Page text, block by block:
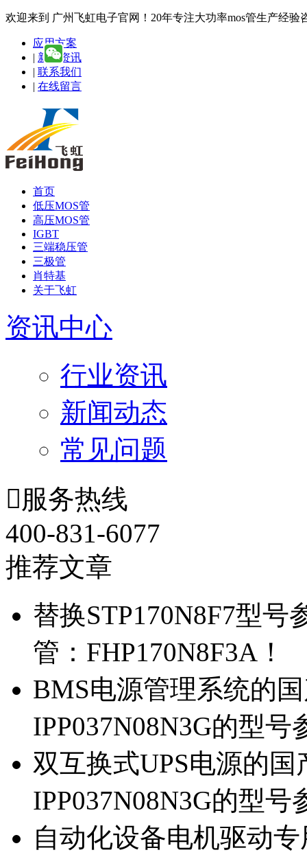
欢迎来到 广州飞虹电子官网！20年专注大功率mos管生产经验
应用方案
| 新闻资讯
| 联系我们
| 在线留言
首页
低压MOS管
高压MOS管
IGBT
三端稳压管
三极管
肖特基
关于飞虹
资讯中心
行业资讯
新闻动态
常见问题
服务热线
400-831-6077
推荐文章
替换STP170N8F7型
管：FHP170N8F3A！
BMS电源管理系统的
IPP037N08N3G的型号
双互换式UPS电源的
IPP037N08N3G的型号
自动化设备电机驱动